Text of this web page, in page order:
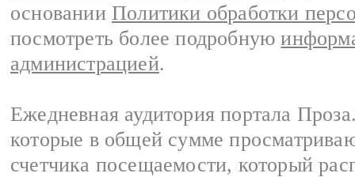
основании Политики обработки
посмотреть более подробную
администрацией.
Ежедневная аудитория портала
которые в общей сумме
счетчика посещаемости, который